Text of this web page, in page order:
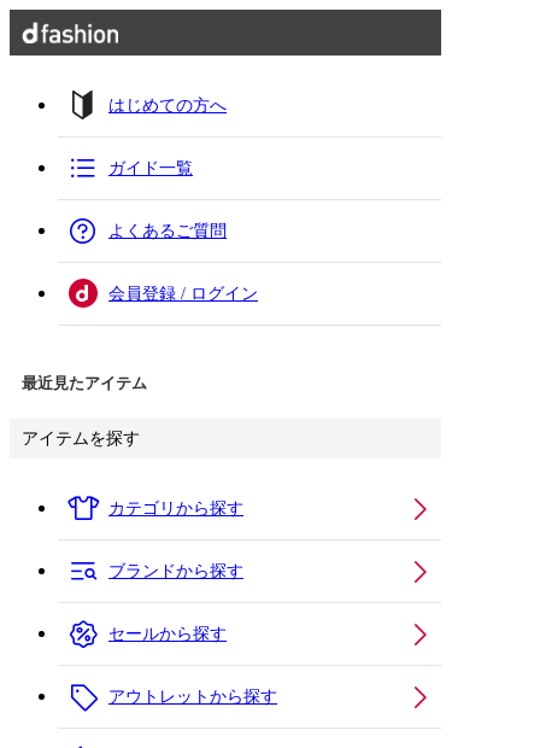
はじめての方へ
ガイド一覧
よくあるご質問
会員登録 / ログイン
最近見たアイテム
アイテムを探す
カテゴリから探す
ブランドから探す
セールから探す
アウトレットから探す